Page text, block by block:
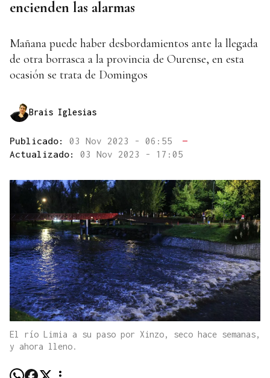
encienden las alarmas
Mañana puede haber desbordamientos ante la llegada
de otra borrasca a la provincia de Ourense, en esta
ocasión se trata de Domingos
Brais Iglesias
Publicado: 03 Nov 2023 - 06:55
—
Actualizado: 03 Nov 2023 - 17:05
El río Limia a su paso por Xinzo, seco hace semanas,
y ahora lleno.